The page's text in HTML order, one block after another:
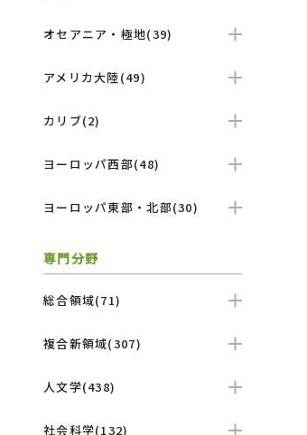
オセアニア・極地(39)
アメリカ大陸(49)
カリブ(2)
ヨーロッパ西部(48)
ヨーロッパ東部・北部(30)
専門分野
総合領域(71)
複合新領域(307)
人文学(438)
社会科学(132)